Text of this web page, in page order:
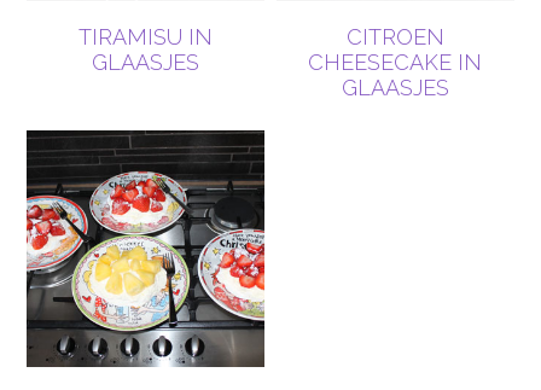
TIRAMISU IN
GLAASJES
CITROEN
CHEESECAKE IN
GLAASJES